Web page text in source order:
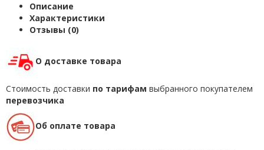
Описание
Характеристики
Отзывы (0)
О доставке товара
Стоимость доставки по тарифам выбранного покупателем
перевозчика
Об оплате товара